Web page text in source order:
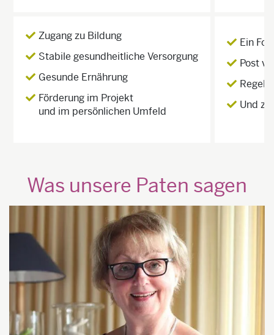
Zugang zu Bildung
Stabile gesundheitliche Versorgung
Gesunde Ernährung
Förderung im Projekt
und im persönlichen Umfeld
Ein
Post
Und
Was unsere Paten sagen